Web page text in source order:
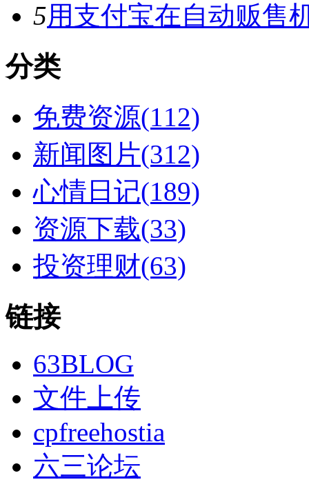
5用支付宝在自动贩售
分类
免费资源(112)
新闻图片(312)
心情日记(189)
资源下载(33)
投资理财(63)
链接
63BLOG
文件上传
cpfreehostia
六三论坛